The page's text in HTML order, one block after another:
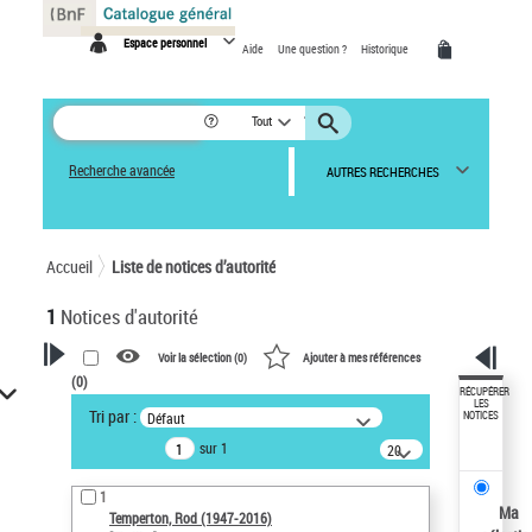
Espace personnel Aide Une question ? Historique
Tout
Recherche avancée AUTRES RECHERCHES
Accueil Liste de notices d’autorité
1 Notices d'autorité
VOTRE RECHERCHE
Recherche avancée dans les
notices d’autorité
Œuvres liées à l'auteur :
Temperton, Rod (1947-2016)
Voir la sélection (0) Ajouter à mes références
(0)
Tri par : Défaut
sur 1
20
résultats/page
1
Temperton, Rod (1947-2016)
RÉCUPÉRER
LES
NOTICES
Ma
Panneau de gestion des cookies